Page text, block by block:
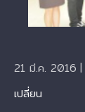
21 มี.ค. 2016 |
เปลี่ยน